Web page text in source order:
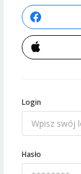
Login
Hasło